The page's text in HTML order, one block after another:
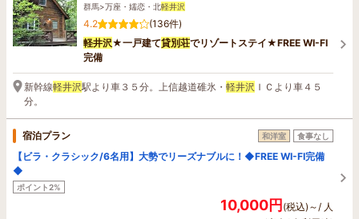
群馬>万座・嬬恋・北軽井沢
4.2
(136件)
軽井沢★一戸建て貸別荘でリゾートステイ★FREE WI-FI
完備
新幹線軽井沢駅より車３５分。上信越道碓氷・ 軽井沢 ＩＣより車４５
分。
宿泊プラン 和洋室 食事なし
【ビラ・クラシック/6名用】大勢でリーズナブルに！◆FREE WI-FI完備
◆
ポイント2%
10,000円(税込)～/ 人